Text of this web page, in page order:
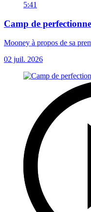
5:41
Camp de
Mooney à propos de sa
02 juil. 2026